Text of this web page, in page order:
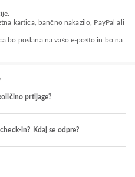
kartica, bančno nakazilo, PayPal ali
bo poslana na vašo e-pošto in bo na
prtljage?
in? Kdaj se odpre?